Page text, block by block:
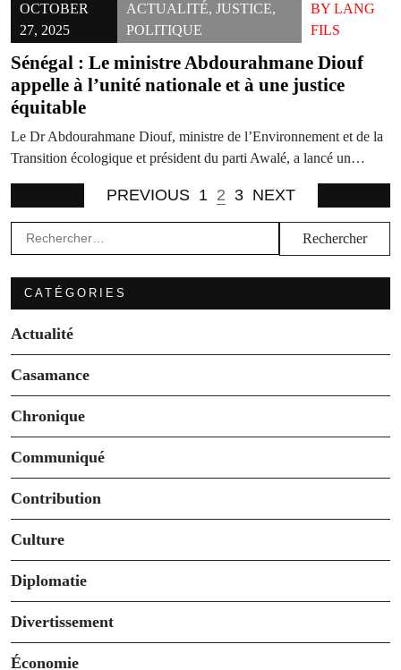
OCTOBER
27, 2025
ACTUALITÉ,JUSTICE,
POLITIQUE
BY LANG
FILS
Sénégal : Le ministre Abdourahmane Diouf
appelle à l’unité nationale et à une justice
équitable
Le Dr Abdourahmane Diouf, ministre de l’Environnement et de la
Transition écologique et président du parti Awalé, a lancé un…
PREVIOUS 1 2 3 NEXT
Rechercher :
CATÉGORIES
Actualité
Casamance
Chronique
Communiqué
Contribution
Culture
Diplomatie
Divertissement
Économie